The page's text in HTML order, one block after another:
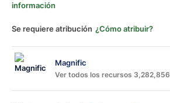
información
Se requiere atribución ¿Cómo atribuir?
Magnific
Ver todos los recursos 3,282,856